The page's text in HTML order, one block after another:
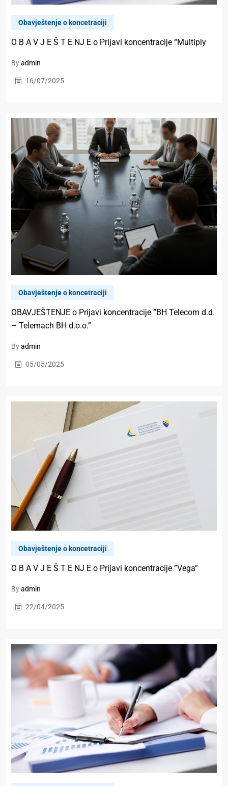
Obavještenje o koncetraciji
O B A V J E Š T E NJ E o Prijavi koncentracije “Multiply
Byadmin
16/07/2025
Obavještenje o koncetraciji
OBAVJEŠTENJE o Prijavi koncentracije “BH Telecom d.d.
– Telemach BH d.o.o.”
Byadmin
05/05/2025
Obavještenje o koncetraciji
O B A V J E Š T E NJ E o Prijаvi koncentrаcije ”Vega”
Byadmin
22/04/2025